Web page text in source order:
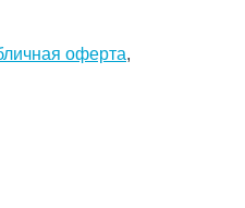
оферта,